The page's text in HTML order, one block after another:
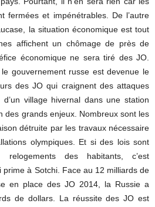
fermées et impénétrables. De l’autre
la situation économique est tout
affichent un chômage de près de
économique ne sera tiré des JO.
gouvernement russe est devenue le
des JO qui craignent des attaques
village hivernal dans une station
des grands enjeux. Nombreux sont les
détruite par les travaux nécessaire
olympiques. Et si des lois sont
relogements des habitants, c’est
prime à Sotchi. Face au 12 milliards de
en place des JO 2014, la Russie a
de dollars. La réussite des JO est